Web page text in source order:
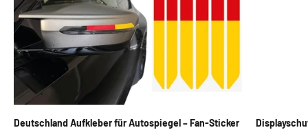
Deutschland Aufkleber für Autospiegel – Fan-Sticker